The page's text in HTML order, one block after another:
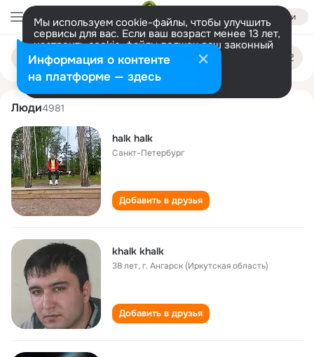
Войти
Мы используем cookie-файлы, чтобы улучшить
сервисы для вас. Если ваш возраст менее 13 лет,
настроить cookie-файлы должен ваш законный
представитель. Больше информации
Разрешить все Настроить
Поиск
людям
khalk khalk
Люди4981
halk halk
Санкт-Петербург
Добавить в друзья
khalk khalk
38 лет,г. Ангарск (Иркутская область)
Добавить в друзья
Информация о контенте
на платформе — здесь